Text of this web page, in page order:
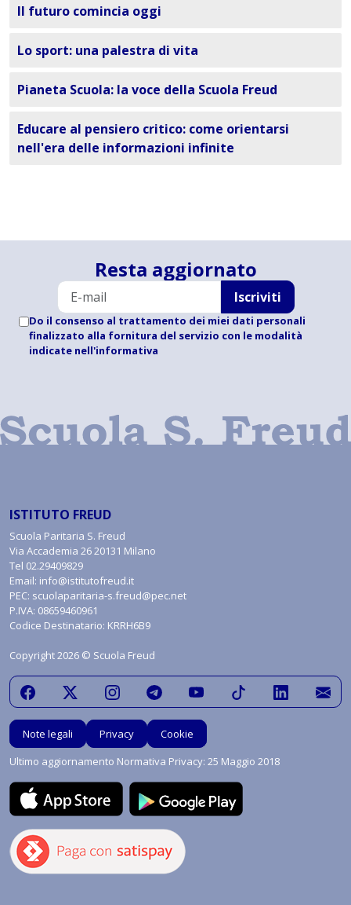
Il futuro comincia oggi
Lo sport: una palestra di vita
Pianeta Scuola: la voce della Scuola Freud
Educare al pensiero critico: come orientarsi
nell'era delle informazioni infinite
Resta aggiornato
Iscriviti
Do il consenso al trattamento dei miei dati personali
finalizzato alla fornitura del servizio con le modalità
indicate nell'informativa
ISTITUTO FREUD
Scuola Paritaria S. Freud
Via Accademia 26 20131 Milano
Tel 02.29409829
Email: info@istitutofreud.it
PEC: scuolaparitaria-s.freud@pec.net
P.IVA: 08659460961
Codice Destinatario: KRRH6B9
Copyright 2026 © Scuola Freud
Note legali Privacy
Cookie
Ultimo aggiornamento Normativa Privacy: 25 Maggio 2018